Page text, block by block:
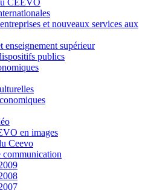
CEEVO
et nouveaux services aux
enseignement supérieur
publics
en images
Ceevo
communication